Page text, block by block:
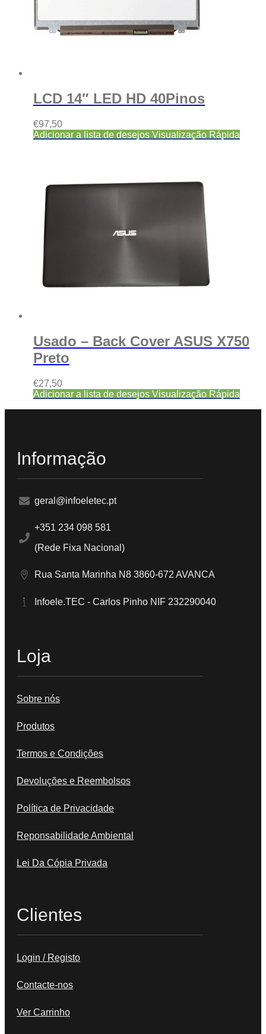
LCD 14″ LED HD 40Pinos
€97,50
Adicionar a lista de desejos Visualização Rápida
Usado – Back Cover ASUS X750
Preto
€27,50
Adicionar a lista de desejos Visualização Rápida
Informação
geral@infoeletec.pt
+351 234 098 581
(Rede Fixa Nacional)
Rua Santa Marinha N8 3860-672 AVANCA
Infoele.TEC - Carlos Pinho NIF 232290040
Loja
Sobre nós
Produtos
Termos e Condições
Devoluções e Reembolsos
Política de Privacidade
Reponsabilidade Ambiental
Lei Da Cópia Privada
Clientes
Login / Registo
Contacte-nos
Ver Carrinho